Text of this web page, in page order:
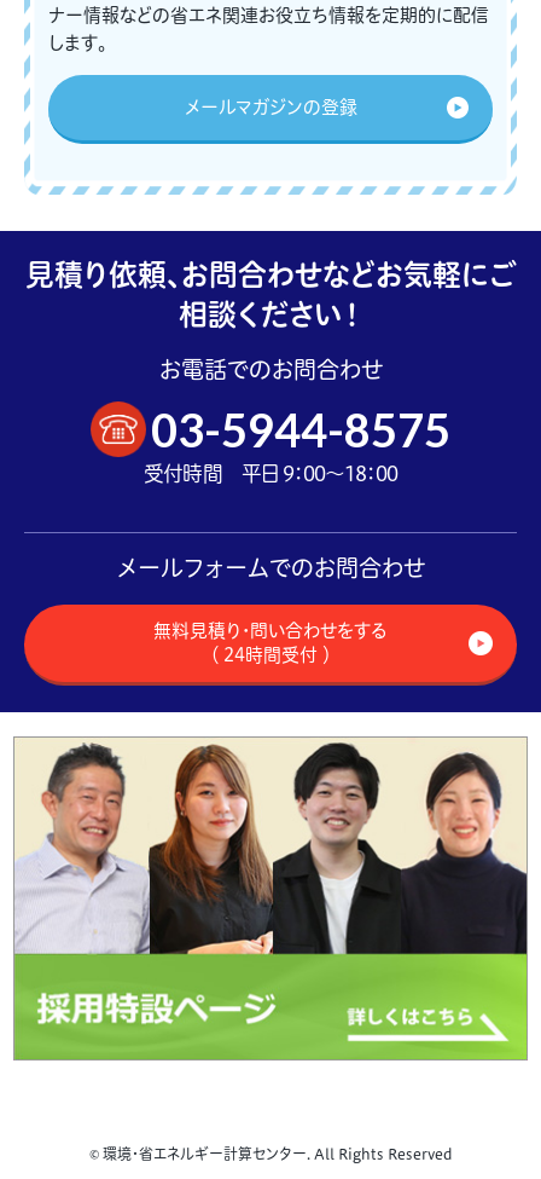
ナー情報などの省エネ関連お役立ち情報を定期的に配信
します。
メールマガジンの登録
見積り依頼、お問合わせなどお気軽にご
相談ください！
お電話でのお問合わせ
03-5944-8575
受付時間 平日 9：00～18：00
メールフォームでのお問合わせ
無料見積り・問い合わせをする
（ 24時間受付 ）
© 環境・省エネルギー計算センター. All Rights Reserved